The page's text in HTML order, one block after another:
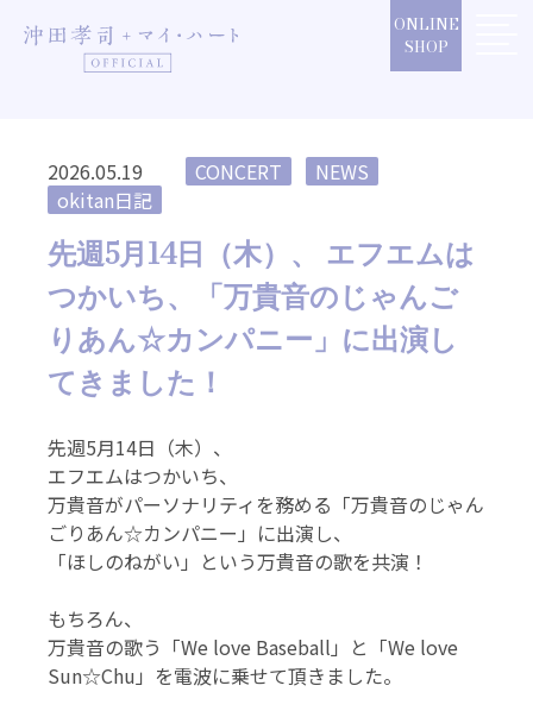
ONLINE
SHOP
2026.05.19 CONCERT
NEWS
okitan日記
先週5月14日（木）、 エフエムは
つかいち、「万貴音のじゃんご
りあん☆カンパニー」に出演し
てきました！
先週5月14日（木）、
エフエムはつかいち、
万貴音がパーソナリティを務める「万貴音のじゃん
ごりあん☆カンパニー」に出演し、
「ほしのねがい」という万貴音の歌を共演！
もちろん、
万貴音の歌う「We love Baseball」と「We love
Sun☆Chu」を電波に乗せて頂きました。